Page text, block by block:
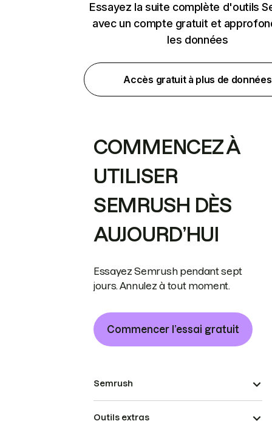
Essayez la suite complète d'outils
avec un compte gratuit et
les données
Accès gratuit à plus de données
COMMENCEZ À
UTILISER
SEMRUSH DÈS
AUJOURD’HUI
Essayez Semrush pendant sept
jours. Annulez à tout moment.
Commencer l’essai gratuit
Semrush
Outils extras